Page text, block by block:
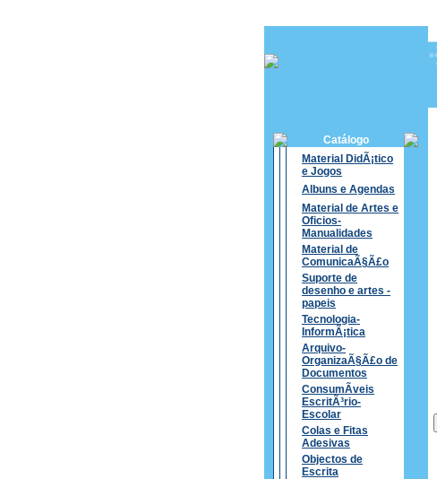
Catálogo
Material DidÃ¡tico
e Jogos
Albuns e Agendas
Material de Artes e
Oficios-
Manualidades
Material de
ComunicaÃ§Ã£o
Suporte de
desenho e artes -
papeis
Tecnologia-
InformÃ¡tica
Arquivo-
OrganizaÃ§Ã£o de
Documentos
ConsumÃ­veis
EscritÃ³rio-
Escolar
Colas e Fitas
Adesivas
Objectos de
Escrita